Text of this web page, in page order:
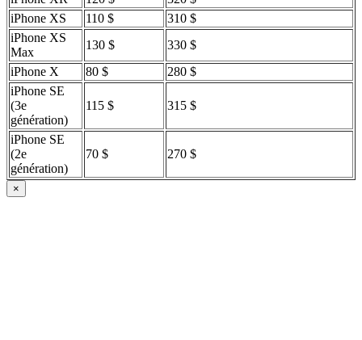
iPhone XS
110 $
310 $
iPhone XS
Max
130 $
330 $
iPhone X
80 $
280 $
iPhone SE
(3e
génération)
115 $ 315 $
iPhone SE
(2e
génération)
70 $ 270 $
×